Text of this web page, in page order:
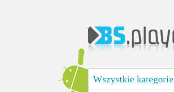
Wszystkie kategorie